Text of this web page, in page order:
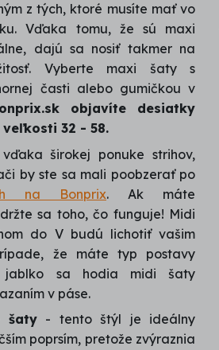
z tých, ktoré musíte mať vo
Vďaka tomu, že sú maxi
dajú sa nosiť takmer na
Vyberte maxi šaty s
časti alebo gumičkou v
objavíte desiatky
32 - 58.
širokej ponuke strihov,
by ste sa mali poobzerať po
na Bonprix. Ak máte
sa toho, čo funguje! Midi
do V budú lichotiť vašim
že máte typ postavy
jablko sa hodia midi šaty
v páse.
šaty- tento štýl je ideálny
poprsím, pretože zvýraznia